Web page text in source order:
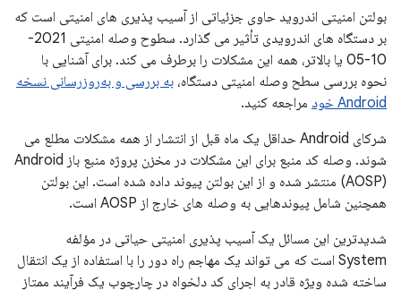
بولتن امنیتی اندروید حاوی جزئیاتی از آسیب پذیری های امنیتی است که
بر دستگاه های اندرویدی تأثیر می گذارد. سطوح وصله امنیتی 2021-
10-05 یا بالاتر، همه این مشکلات را برطرف می کند. برای آشنایی با
نحوه بررسی سطح وصله امنیتی دستگاه، به بررسی و به‌روزرسانی نسخه
Android خود
مراجعه کنید.
شرکای Android حداقل یک ماه قبل از انتشار از همه مشکلات مطلع می
شوند. وصله کد منبع برای این مشکلات در مخزن پروژه منبع باز Android
(AOSP) منتشر شده و از این بولتن پیوند داده شده است. این بولتن
همچنین شامل پیوندهایی به وصله های خارج از AOSP است.
شدیدترین این مسائل یک آسیب پذیری امنیتی حیاتی در مؤلفه
System است که می تواند یک مهاجم راه دور را با استفاده از یک انتقال
ساخته شده ویژه قادر به اجرای کد دلخواه در چارچوب یک فرآیند ممتاز